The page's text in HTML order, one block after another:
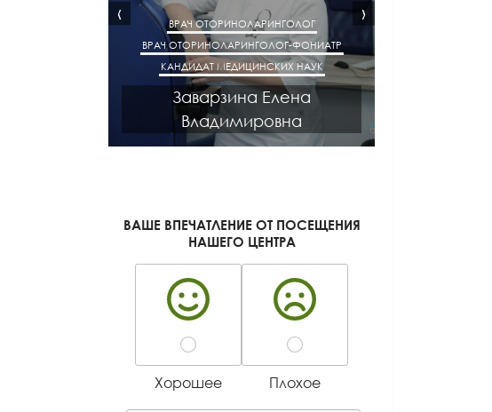
ВРАЧ ОТОРИНОЛАРИНГОЛОГ
ВРАЧ ОТОРИНОЛАРИНГОЛОГ-ФОНИАТР
КАНДИДАТ МЕДИЦИНСКИХ НАУК
Заварзина Елена
Владимировна
‹ ›
ВАШЕ ВПЕЧАТЛЕНИЕ ОТ ПОСЕЩЕНИЯ
НАШЕГО ЦЕНТРА
Хорошее Плохое